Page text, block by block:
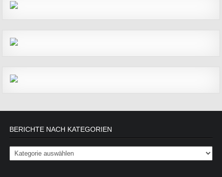
BERICHTE NACH KATEGORIEN
Berichte nach Kategorien